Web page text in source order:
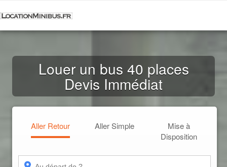
Louer un bus 40 places
Devis Immédiat
Aller Retour Aller Simple
Mise à
Disposition